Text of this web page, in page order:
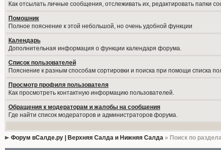
Как отсылать личные сообщения, отслеживать их, редактировать папки
Помошник
Полное пояснение к этой небольшой, но очень удобной функции
Календарь
Дополнительная информация о функции календаря форума.
Список пользователей
Пояснение к разным способам сортировки и поиска при помощи списка
Просмотр профиля пользователя
Как просмотреть контактную информацию пользователей.
Обращения к модераторам и жалобы на сообщения
Где найти список модераторов и администраторов форума.
Форум вСалде.ру | Верхняя Салда и Нижняя Салда» Поиск по